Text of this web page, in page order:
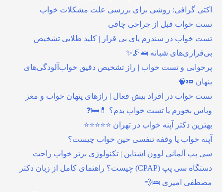
اکتی گرافی: روشی برای بررسی علت مشکلات خواب
تست خواب قبل از جراحی چاقی
تست خواب در سندرم پای بی قرار | کلید طلایی تشخیص
بی‌قراری‌های شبانه 🛌🦵✨
پرخوابی و تست خواب | راز تشخیص دقیق خواب‌آلودگی‌های
پنهان 💤🧠
تست خواب در افراد بیش فعال | رازهای پنهان خواب و مغز
ویاس بخورم یا تست خواب بدم؟ 💊🛏️❓
بهترین دکتر آپنه خواب در تهران ⭐⭐⭐⭐⭐
آپنه خواب یا وقفه تنفسی حین خواب چیست؟
سی پپ آلمانی لوون اشتاین | تکنولوژی برتر خواب راحت
دستگاه سی پپ (CPAP) چیست؟ راهنمای کامل از زبان دکتر
مصطفی امیری 🛌💨